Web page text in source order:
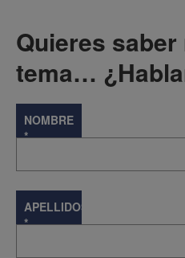
Quieres
tema…
NOMBRE
*
APELLIDOS
*